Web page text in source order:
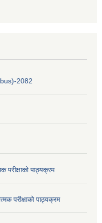
2082
परीक्षाको पाठ्यक्रम
परीक्षाको पाठ्यक्रम